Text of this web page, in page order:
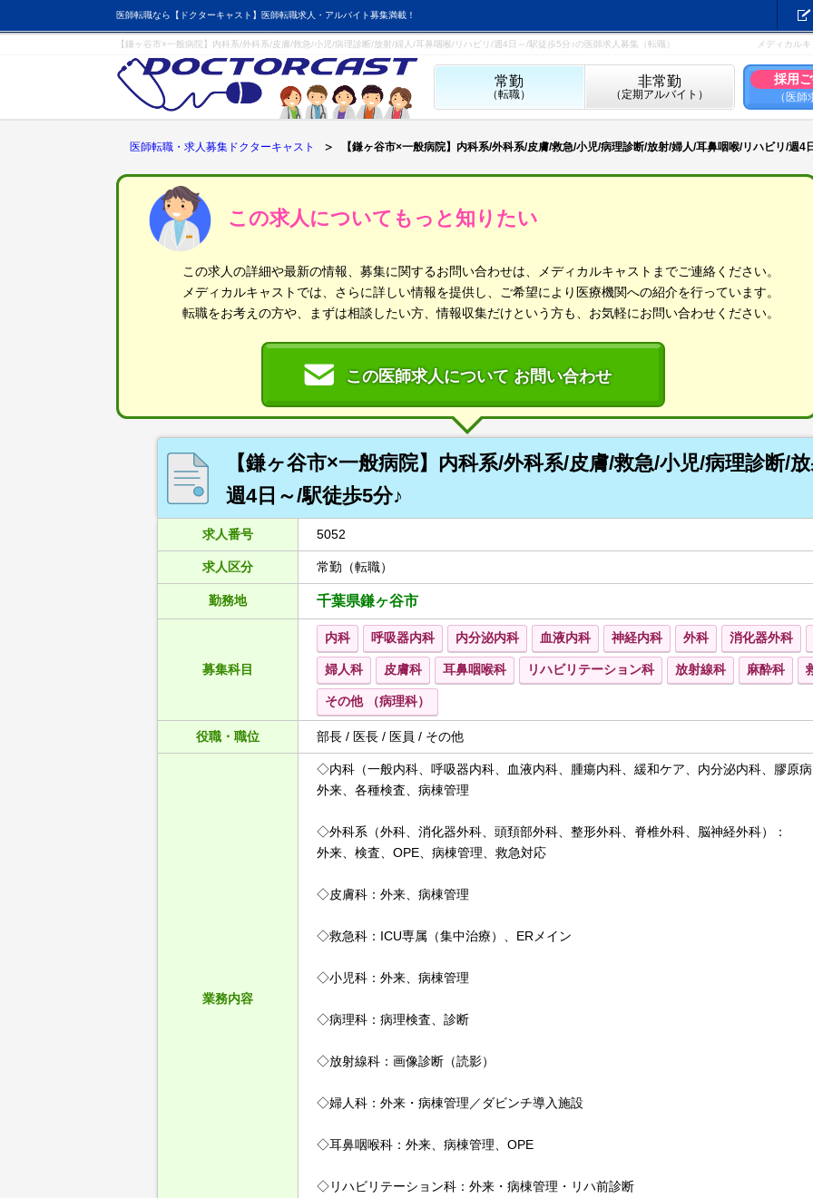
医師転職なら【ドクターキャスト】医師転職求人・アルバイト募集満載！
【鎌ヶ谷市×一般病院】内科系/外科系/皮膚/救急/小児/病理診断/放射/婦人/耳鼻咽喉/リハビリ/週4日～/駅徒歩5分♪の医師求人募集（転職） メディカル
常勤
（転職）
非常勤
（定期アルバイト）
採用
（医
医師転職・求人募集ドクターキャスト 【鎌ヶ谷市×一般病院】内科系/外科系/皮膚/救急/小児/病理診断/放射/婦人/耳鼻咽喉/リハビリ/週4
この求人についてもっと知りたい
この求人の詳細や最新の情報、募集に関するお問い合わせは、メディカルキャストまでご連絡ください。
メディカルキャストでは、さらに詳しい情報を提供し、ご希望により医療機関への紹介を行っています。
転職をお考えの方や、まずは相談したい方、情報収集だけという方も、お気軽にお問い合わせください。
この医師求人について お問い合わせ
【鎌ヶ谷市×一般病院】内科系/外科系/皮膚/救急/小児/病理診断/
週4日～/駅徒歩5分♪
求人番号 5052
求人区分 常勤（転職）
勤務地 千葉県鎌ヶ谷市
募集科目
内科 呼吸器内科 内分泌内科 血液内科 神経内科 外科 消化器外科
婦人科 皮膚科 耳鼻咽喉科 リハビリテーション科 放射線科 麻酔科
その他 （病理科）
役職・職位 部長 / 医長 / 医員 / その他
業務内容
◇内科（一般内科、呼吸器内科、血液内科、腫瘍内科、緩和ケア、内分泌内科、膠原
外来、各種検査、病棟管理
◇外科系（外科、消化器外科、頭頚部外科、整形外科、脊椎外科、脳神経外科）：
外来、検査、OPE、病棟管理、救急対応
◇皮膚科：外来、病棟管理
◇救急科：ICU専属（集中治療）、ERメイン
◇小児科：外来、病棟管理
◇病理科：病理検査、診断
◇放射線科：画像診断（読影）
◇婦人科：外来・病棟管理／ダビンチ導入施設
◇耳鼻咽喉科：外来、病棟管理、OPE
◇リハビリテーション科：外来・病棟管理・リハ前診断